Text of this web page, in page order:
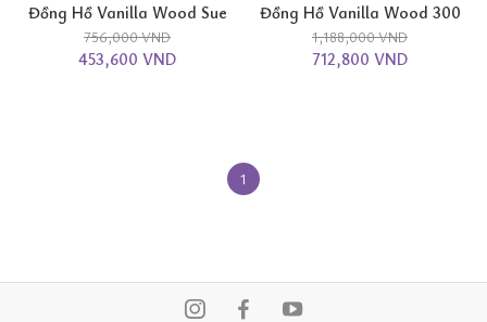
Đồng Hồ Vanilla Wood Sue
756,000 VND
453,600 VND
Đồng Hồ Vanilla Wood 300
1,188,000 VND
712,800 VND
1